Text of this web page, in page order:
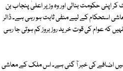
حکومت بنالی اور وہ وزیر اعلیٰ پنجاب بن
استحکام کے لیے منفی ثابت ہو رہی ہے۔ ڈالر
کہ عوام کی قوت خرید روز بروز کم ہوتی جا رہی
اضافے کی خبر آ گئی ہے۔ اس ملک کے معاشی